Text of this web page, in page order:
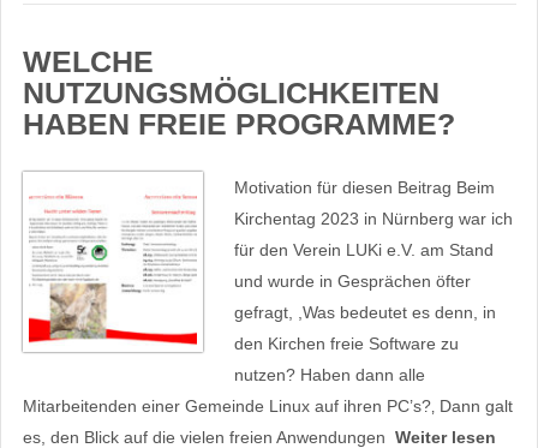
WELCHE
NUTZUNGSMÖGLICHKEITEN
HABEN FREIE PROGRAMME?
Motivation für diesen Beitrag Beim
Kirchentag 2023 in Nürnberg war ich
für den Verein LUKi e.V. am Stand
und wurde in Gesprächen öfter
gefragt, ,Was bedeutet es denn, in
den Kirchen freie Software zu
nutzen? Haben dann alle
Mitarbeitenden einer Gemeinde Linux auf ihren PC’s?‚ Dann galt
es, den Blick auf die vielen freien Anwendungen Weiter lesen